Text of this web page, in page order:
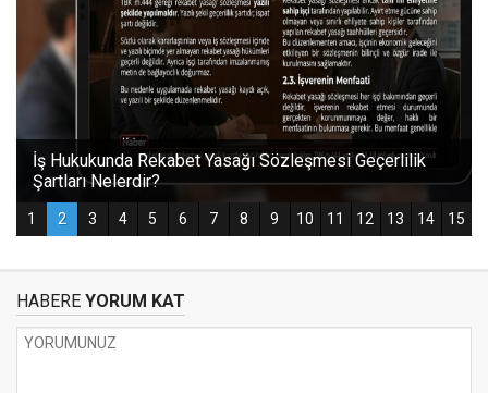
HABERE YORUM KAT